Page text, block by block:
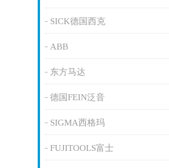
SICK德国西克
ABB
东方马达
德国FEIN泛音
SIGMA西格玛
FUJITOOLS富士